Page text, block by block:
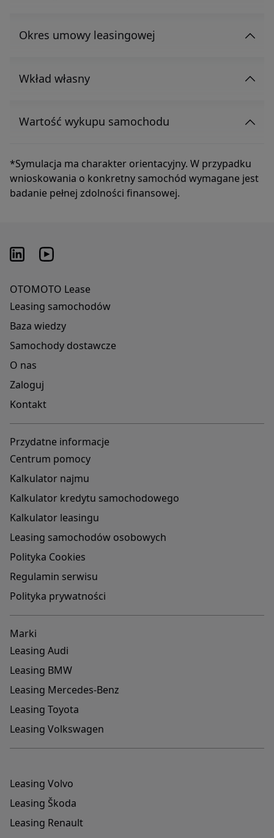
Okres umowy leasingowej
Wkład własny
Wartość wykupu samochodu
*Symulacja ma charakter orientacyjny. W przypadku
wnioskowania o konkretny samochód wymagane jest
badanie pełnej zdolności finansowej.
OTOMOTO Lease
Leasing samochodów
Baza wiedzy
Samochody dostawcze
O nas
Zaloguj
Kontakt
Przydatne informacje
Centrum pomocy
Kalkulator najmu
Kalkulator kredytu samochodowego
Kalkulator leasingu
Leasing samochodów osobowych
Polityka Cookies
Regulamin serwisu
Polityka prywatności
Marki
Leasing Audi
Leasing BMW
Leasing Mercedes-Benz
Leasing Toyota
Leasing Volkswagen
Leasing Volvo
Leasing Škoda
Leasing Renault